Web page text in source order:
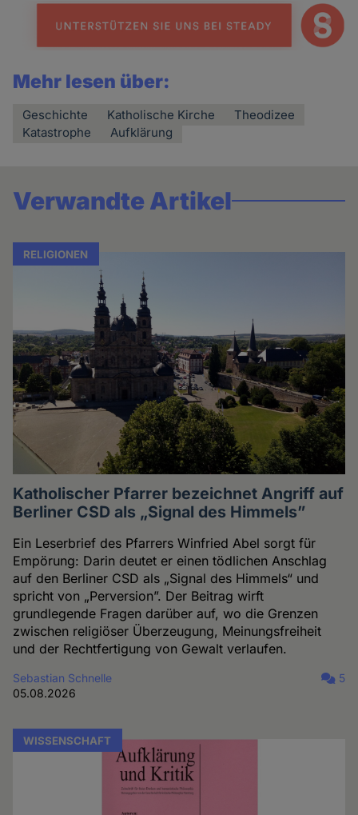
Mehr lesen über:
Geschichte Katholische Kirche
Theodizee
Katastrophe
Aufklärung
Verwandte Artikel
RELIGIONEN
Katholischer Pfarrer bezeichnet Angriff auf
Berliner CSD als „Signal des Himmels”
Ein Leserbrief des Pfarrers Winfried Abel sorgt für
Empörung: Darin deutet er einen tödlichen Anschlag
auf den Berliner CSD als „Signal des Himmels“ und
spricht von „Perversion”. Der Beitrag wirft
grundlegende Fragen darüber auf, wo die Grenzen
zwischen religiöser Überzeugung, Meinungsfreiheit
und der Rechtfertigung von Gewalt verlaufen.
Sebastian Schnelle
05.08.2026
5
WISSENSCHAFT